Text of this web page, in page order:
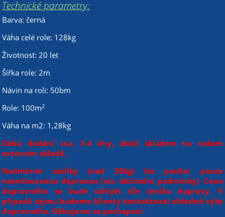
Technické parametry:
Barva: černá
Váha celé role: 128kg
Životnost: 20 let
Šířka role: 2m
Návin na roli: 50bm
Role: 100m2
Váha na m2: 1,28kg
Doba dodání cca. 3-4 dny, zboží skladem na našem
externím skladě.
Nadměrné zásilky (nad 30kg) lze posílat pouze
nasmlouvanou dopravou (viz. obchodní podmínky). Cena
dopravného se bude odvíjet dle ceníku dopravy. V
případě zájmu budeme klienty kontaktovat ohledně výše
dopravného. Děkujeme za pochopení.